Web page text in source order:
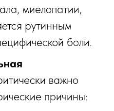
миелопатии,
рутинным
боли.
важно
причины: